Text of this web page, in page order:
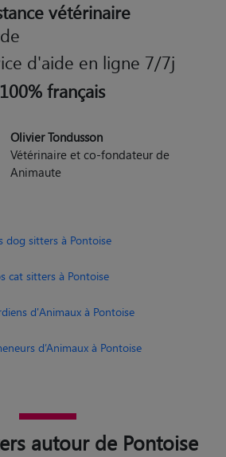
vétérinaire
d'aide en ligne 7/7j
100% français
Olivier Tondusson
Vétérinaire et co-fondateur de
Animaute
dog sitters à Pontoise
cat sitters à Pontoise
d'Animaux à Pontoise
d’Animaux à Pontoise
autour de Pontoise